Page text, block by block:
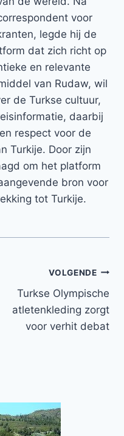
voor
legde hij de
dat zich richt op
en relevante
van Rudaw, wil
de Turkse cultuur,
daarbij
respect voor de
Turkije. Door zijn
om het platform
bron voor
tot Turkije.
VOLGENDE
Turkse Olympische
atletenkleding zorgt
voor verhit debat